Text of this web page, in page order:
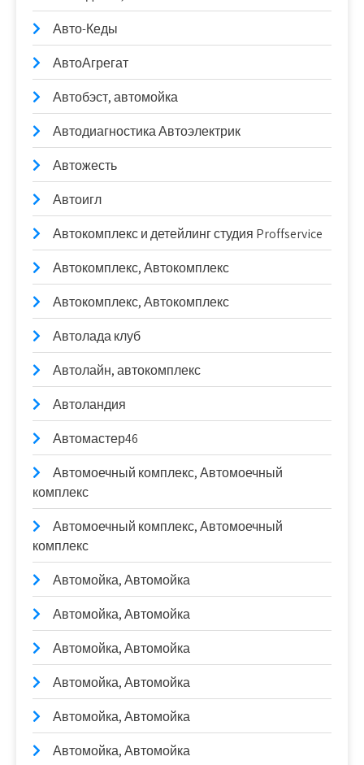
Авто-Кеды
АвтоАгрегат
Автобэст, автомойка
Автодиагностика Автоэлектрик
Автожесть
Автоигл
Автокомплекс и детейлинг студия Proffservice
Автокомплекс, Автокомплекс
Автокомплекс, Автокомплекс
Автолада клуб
Автолайн, автокомплекс
Автоландия
Автомастер46
Автомоечный комплекс, Автомоечный
комплекс
Автомоечный комплекс, Автомоечный
комплекс
Автомойка, Автомойка
Автомойка, Автомойка
Автомойка, Автомойка
Автомойка, Автомойка
Автомойка, Автомойка
Автомойка, Автомойка